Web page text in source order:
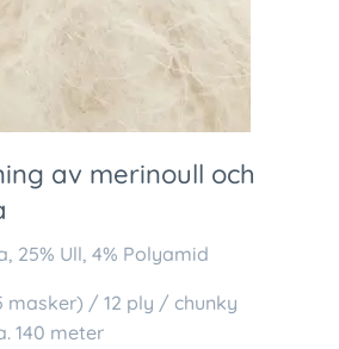
av merinoull och
25% Ull, 4% Polyamid
masker) / 12 ply / chunky
140 meter